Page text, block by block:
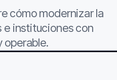
cómo modernizar la
e instituciones con
operable.